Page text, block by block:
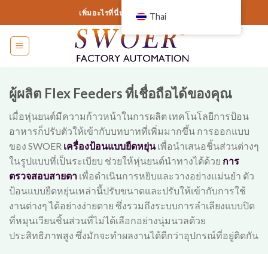
เนื้อหา
เพิ่มอะไรที่นี่หรือเพียงแค่ลบออก...
ผู้ผลิต Flex Feeders ที่เชื่อถือได้ของคุณ
เมื่อหุ่นยนต์มีความก้าวหน้าในการผลิต เทคโนโลยีการป้อน
อาหารก็ปรับตัวให้เข้ากับบทบาทที่เพิ่มมากขึ้น การออกแบบ
ของ SWOER เครื่องป้อนแบบยืดหยุ่นเพื่อนำเสนอชิ้นส่วนต่างๆ
ในรูปแบบที่เป็นระเบียบ ช่วยให้หุ่นยนต์นำทางได้ด้วย การ
ตรวจสอบสายตา เพื่อดำเนินการหยิบและวางอย่างแม่นยำ ตัว
ป้อนแบบยืดหยุ่นเหล่านี้ปรับขนาดและปรับให้เข้ากับการใช้
งานต่างๆ ได้อย่างง่ายดาย ซึ่งรวมถึงระบบการลำเลียงแบบปิด
ที่หมุนเวียนชิ้นส่วนที่ไม่ได้เลือกอย่างนุ่มนวลด้วย
ประสิทธิภาพสูง ซึ่งมักจะทำผลงานได้ดีกว่าอุปกรณ์ที่อยู่ติดกัน
Thai